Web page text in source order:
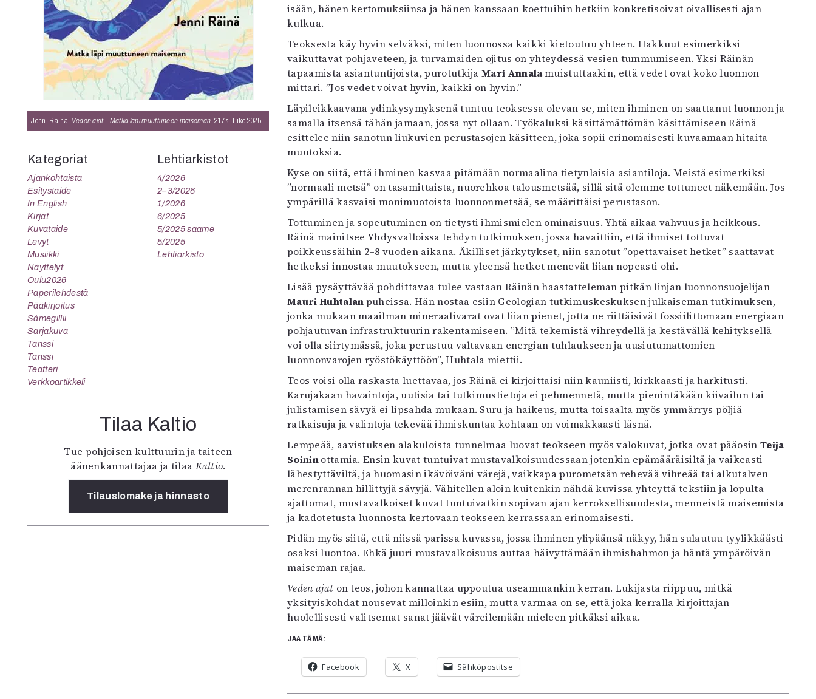
Kuvataide
Kirjat
In English
Esitystaide
isään, hänen kertomuksiinsa ja hänen kanssaan koettuihin hetkiin konkretisoivat oivallisesti ajan
kulkua.
Teoksesta käy hyvin selväksi, miten luonnossa kaikki kietoutuu yhteen. Hakkuut esimerkiksi
vaikuttavat pohjaveteen, ja turvamaiden ojitus on yhteydessä vesien tummumiseen. Yksi Räinän
tapaamista asiantuntijoista, purotutkijaMari Annalamuistuttaakin, että vedet ovat koko luonnon
mittari. ”Jos vedet voivat hyvin, kaikki on hyvin.”
Läpileikkaavana ydinkysymyksenä tuntuu teoksessa olevan se, miten ihminen on saattanut luonnon ja
samalla itsensä tähän jamaan, jossa nyt ollaan. Työkaluksi käsittämättömän käsittämiseen Räinä
esittelee niin sanotun liukuvien perustasojen käsitteen, joka sopii erinomaisesti kuvaamaan hitaita
muutoksia.
Kyse on siitä, että ihminen kasvaa pitämään normaalina tietynlaisia asiantiloja. Meistä esimerkiksi
”normaali metsä” on tasamittaista, nuorehkoa talousmetsää, sillä sitä olemme tottuneet näkemään. Jos
ympärillä kasvaisi monimuotoista luonnonmetsää, se määrittäisi perustason.
Tottuminen ja sopeutuminen on tietysti ihmismielen ominaisuus. Yhtä aikaa vahvuus ja heikkous.
Räinä mainitsee Yhdysvalloissa tehdyn tutkimuksen, jossa havaittiin, että ihmiset tottuvat
poikkeussäihin 2–8 vuoden aikana. Äkilliset järkytykset, niin sanotut ”opettavaiset hetket” saattavat
hetkeksi innostaa muutokseen, mutta yleensä hetket menevät liian nopeasti ohi.
Lisää pysäyttävää pohdittavaa tulee vastaan Räinän haastatteleman pitkän linjan luonnonsuojelijan
Mauri Huhtalanpuheissa. Hän nostaa esiin Geologian tutkimuskeskuksen julkaiseman tutkimuksen,
jonka mukaan maailman mineraalivarat ovat liian pienet, jotta ne riittäisivät fossiilittomaan energiaan
pohjautuvan infrastruktuurin rakentamiseen. ”Mitä tekemistä vihreydellä ja kestävällä kehityksellä
voi olla siirtymässä, joka perustuu valtavaan energian tuhlaukseen ja uusiutumattomien
luonnonvarojen ryöstökäyttöön”, Huhtala miettii.
Teos voisi olla raskasta luettavaa, jos Räinä ei kirjoittaisi niin kauniisti, kirkkaasti ja harkitusti.
Karujakaan havaintoja, uutisia tai tutkimustietoja ei pehmennetä, mutta pienintäkään kiivailun tai
julistamisen sävyä ei lipsahda mukaan. Suru ja haikeus, mutta toisaalta myös ymmärrys pöljiä
ratkaisuja ja valintoja tekevää ihmiskuntaa kohtaan on voimakkaasti läsnä.
Lempeää, aavistuksen alakuloista tunnelmaa luovat teokseen myös valokuvat, jotka ovat pääosinTeija
Soininottamia. Ensin kuvat tuntuivat mustavalkoisuudessaan jotenkin epämääräisiltä ja vaikeasti
lähestyttäviltä, ja huomasin ikävöiväni värejä, vaikkapa purometsän rehevää vihreää tai alkutalven
merenrannan hillittyjä sävyjä. Vähitellen aloin kuitenkin nähdä kuvissa yhteyttä tekstiin ja lopulta
ajattomat, mustavalkoiset kuvat tuntuivatkin sopivan ajan kerroksellisuudesta, menneistä maisemista
ja kadotetusta luonnosta kertovaan teokseen kerrassaan erinomaisesti.
Pidän myös siitä, että niissä parissa kuvassa, jossa ihminen ylipäänsä näkyy, hän sulautuu tyylikkäästi
osaksi luontoa. Ehkä juuri mustavalkoisuus auttaa häivyttämään ihmishahmon ja häntä ympäröivän
maiseman rajaa.
Veden ajat on teos, johon kannattaa uppoutua useammankin kerran. Lukijasta riippuu, mitkä
yksityiskohdat nousevat milloinkin esiin, mutta varmaa on se, että joka kerralla kirjoittajan
huolellisesti valitsemat sanat jäävät väreilemään mieleen pitkäksi aikaa.
JAA TÄMÄ:
Facebook X Sähköpostitse
Jenni Räinä: Veden ajat – Matka läpi muuttuneen maiseman. 217 s. Like 2025.
Kategoriat
Ajankohtaista
Esitystaide
In English
Kirjat
Kuvataide
Levyt
Musiikki
Näyttelyt
Oulu2026
Paperilehdestä
Pääkirjoitus
Sámegillii
Sarjakuva
Tanssi
Tanssi
Teatteri
Verkkoartikkeli
Lehtiarkistot
4/2026
2–3/2026
1/2026
6/2025
5/2025 saame
5/2025
Lehtiarkisto
Tilaa Kaltio
Tue pohjoisen kulttuurin ja taiteen
äänenkannattajaa ja tilaa Kaltio.
Tilauslomake ja hinnasto